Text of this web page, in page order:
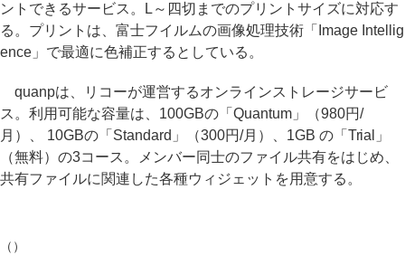
ントできるサービス。L～四切までのプリントサイズに対応す
る。プリントは、富士フイルムの画像処理技術「Image Intellig
ence」で最適に色補正するとしている。
quanpは、リコーが運営するオンラインストレージサービ
ス。利用可能な容量は、100GBの「Quantum」（980円/
月）、 10GBの「Standard」（300円/月）、1GB の「Trial」
（無料）の3コース。メンバー同士のファイル共有をはじめ、
共有ファイルに関連した各種ウィジェットを用意する。
（）